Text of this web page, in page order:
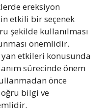
ereksiyon
etkili bir seçenek
şekilde kullanılması
önemlidir.
yan etkileri konusunda
sürecinde önem
önce
bilgi ve